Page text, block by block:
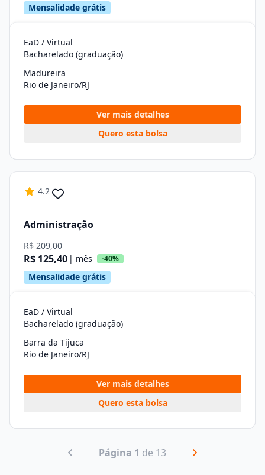
Mensalidade grátis
EaD / Virtual
Bacharelado (graduação)
Madureira
Rio de Janeiro/RJ
Ver mais detalhes
Quero esta bolsa
4.2
Administração
R$ 209,00
R$ 125,40 | mês -40%
Mensalidade grátis
EaD / Virtual
Bacharelado (graduação)
Barra da Tijuca
Rio de Janeiro/RJ
Ver mais detalhes
Quero esta bolsa
Página 1 de 13